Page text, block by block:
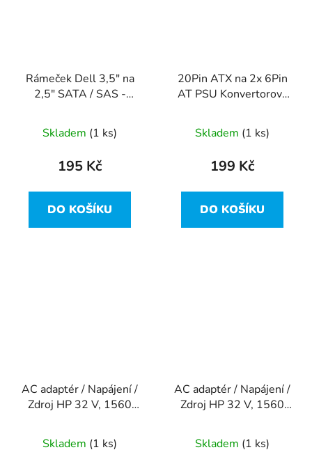
Rámeček Dell 3,5" na
2,5" SATA / SAS -
Skladem (1 ks)
195 Kč
DO KOŠÍKU
20Pin ATX na 2x 6Pin
AT PSU Konvertorový
Staré Počítače
Skladem (1 ks)
199 Kč
DO KOŠÍKU
AC adaptér / Napájení /
Zdroj HP 32 V, 1560
Skladem (1 ks)
AC adaptér / Napájení /
Zdroj HP 32 V, 1560
Skladem (1 ks)